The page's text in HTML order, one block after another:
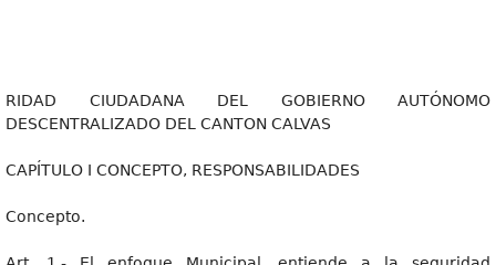
RIDAD CIUDADANA DEL GOBIERNO AUTÓNOMO
DESCENTRALIZADO DEL CANTON CALVAS
CAPÍTULO I CONCEPTO, RESPONSABILIDADES
Concepto.